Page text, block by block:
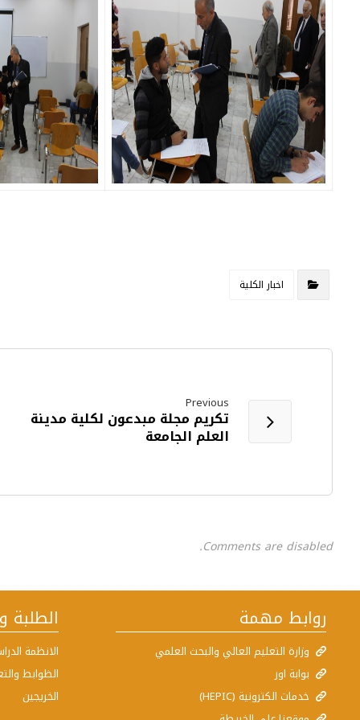
اخبار الكلية
Previous
تكريم مجلة مبدعون لكلية مدينة
العلم الجامعة
Comments are disabled.
روابط مهمة
وزارة التعليم العالي والبحث العلمي
بوابة اور
خدمات الكترونية (HEPIC)
الطلبة
الانظمة
الظوابط
الخريجين